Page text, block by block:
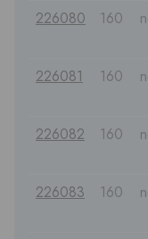
226080 160
226081 160
226082 160
226083 160